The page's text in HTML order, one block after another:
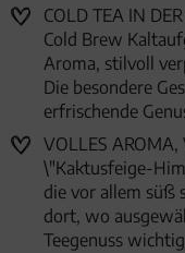
COLD TEA IN
Cold Brew
Aroma, stilvoll
Die besondere
erfrischende
VOLLES AROMA,
\"Kaktusfeige-
die vor allem süß
dort, wo
Teegenuss